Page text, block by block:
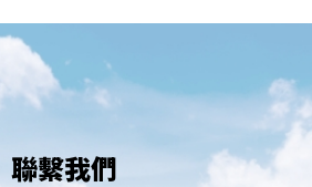
聯繫我們